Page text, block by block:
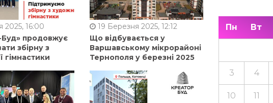
2025, 16:00
продовжує
збірну з
гімнастики
19 Березня 2025, 12:12
Що відбувається у
Варшавському мікрорайоні
Тернополя у березні 2025
Пн Вт
3 4
10 11